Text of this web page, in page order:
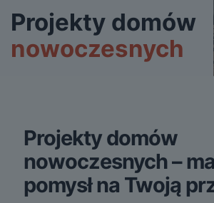
Projekty domów
nowoczesnych
Projekty domów
nowoczesnych –
pomysł na Twoją